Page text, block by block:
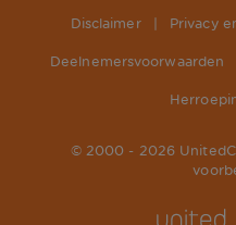
Disclaimer Privacy
Deelnemersvoorwaarden
© 2000 - 2026